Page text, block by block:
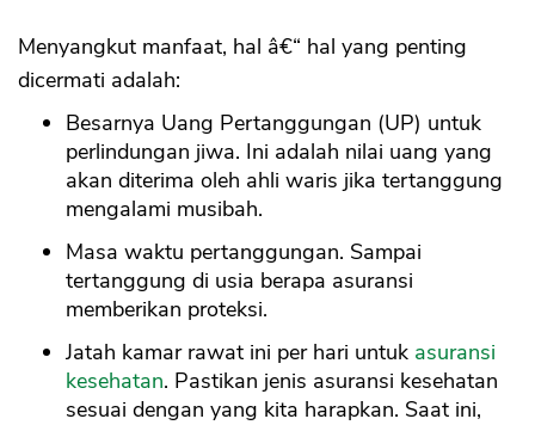
Menyangkut manfaat, hal â€“ hal yang penting
dicermati adalah:
Besarnya Uang Pertanggungan (UP) untuk
perlindungan jiwa. Ini adalah nilai uang yang
akan diterima oleh ahli waris jika tertanggung
mengalami musibah.
Masa waktu pertanggungan. Sampai
tertanggung di usia berapa asuransi
memberikan proteksi.
Jatah kamar rawat ini per hari untuk asuransi
kesehatan. Pastikan jenis asuransi kesehatan
sesuai dengan yang kita harapkan. Saat ini,